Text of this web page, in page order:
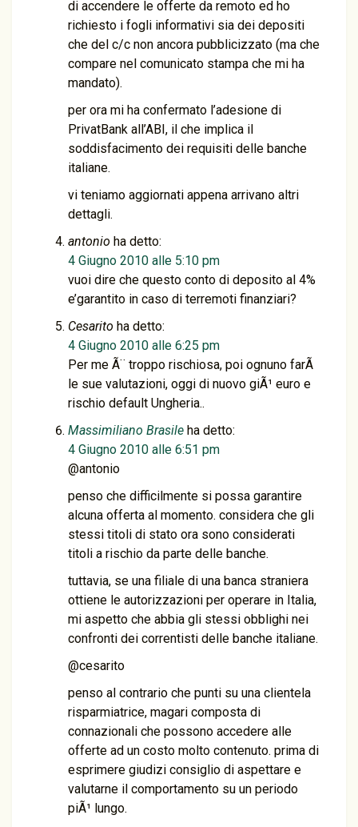
di accendere le offerte da remoto ed ho
richiesto i fogli informativi sia dei depositi
che del c/c non ancora pubblicizzato (ma che
compare nel comunicato stampa che mi ha
mandato).
per ora mi ha confermato l’adesione di
PrivatBank all’ABI, il che implica il
soddisfacimento dei requisiti delle banche
italiane.
vi teniamo aggiornati appena arrivano altri
dettagli.
antonio ha detto:
4 Giugno 2010 alle 5:10 pm
vuoi dire che questo conto di deposito al 4%
e’garantito in caso di terremoti finanziari?
Cesarito ha detto:
4 Giugno 2010 alle 6:25 pm
Per me Ã¨ troppo rischiosa, poi ognuno farÃ
le sue valutazioni, oggi di nuovo giÃ¹ euro e
rischio default Ungheria..
Massimiliano Brasile ha detto:
4 Giugno 2010 alle 6:51 pm
@antonio
penso che difficilmente si possa garantire
alcuna offerta al momento. considera che gli
stessi titoli di stato ora sono considerati
titoli a rischio da parte delle banche.
tuttavia, se una filiale di una banca straniera
ottiene le autorizzazioni per operare in Italia,
mi aspetto che abbia gli stessi obblighi nei
confronti dei correntisti delle banche italiane.
@cesarito
penso al contrario che punti su una clientela
risparmiatrice, magari composta di
connazionali che possono accedere alle
offerte ad un costo molto contenuto. prima di
esprimere giudizi consiglio di aspettare e
valutarne il comportamento su un periodo
piÃ¹ lungo.